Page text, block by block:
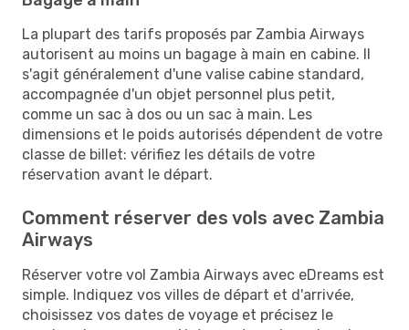
La plupart des tarifs proposés par Zambia Airways
autorisent au moins un bagage à main en cabine. Il
s'agit généralement d'une valise cabine standard,
accompagnée d'un objet personnel plus petit,
comme un sac à dos ou un sac à main. Les
dimensions et le poids autorisés dépendent de votre
classe de billet: vérifiez les détails de votre
réservation avant le départ.
Comment réserver des vols avec Zambia
Airways
Réserver votre vol Zambia Airways avec eDreams est
simple. Indiquez vos villes de départ et d'arrivée,
choisissez vos dates de voyage et précisez le